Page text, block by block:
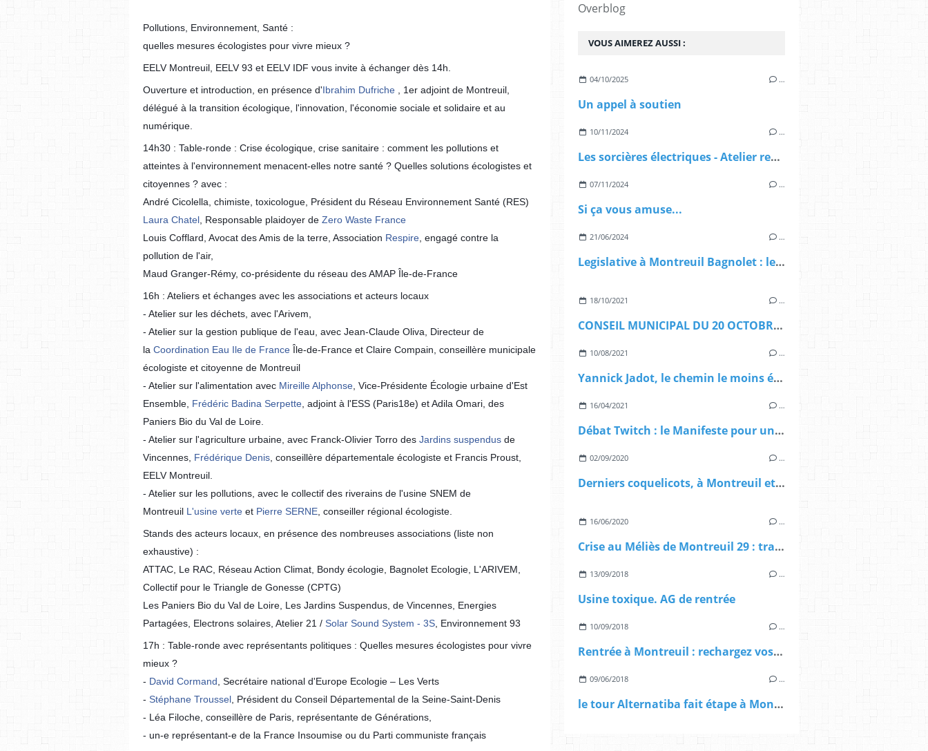
Pollutions, Environnement, Santé :
quelles mesures écologistes pour vivre mieux ?
EELV Montreuil, EELV 93 et EELV IDF vous invite à échanger dès 14h.
Ouverture et introduction, en présence d'Ibrahim Dufriche
, 1er adjoint de Montreuil,
délégué à la transition écologique, l'innovation, l'économie sociale et solidaire et au
numérique.
14h30 : Table-ronde : Crise écologique, crise sanitaire : comment les pollutions et
atteintes à l'environnement menacent-elles notre santé ? Quelles solutions écologistes et
citoyennes ? avec :
André Cicolella, chimiste, toxicologue, Président du Réseau Environnement Santé (RES)
Laura Chatel , Responsable plaidoyer de Zero Waste France
Louis Cofflard, Avocat des Amis de la terre, Association Respire , engagé contre la
pollution de l'air,
Maud Granger-Rémy, co-présidente du réseau des AMAP Île-de-France
16h : Ateliers et échanges avec les associations et acteurs locaux
- Atelier sur les déchets, avec l'Arivem,
- Atelier sur la gestion publique de l'eau, avec Jean-Claude Oliva, Directeur de
la Coordination Eau Ile de France Île-de-France et Claire Compain, conseillère municipale
écologiste et citoyenne de Montreuil
- Atelier sur l'alimentation avec Mireille Alphonse , Vice-Présidente Écologie urbaine d'Est
Ensemble, Frédéric Badina Serpette , adjoint à l'ESS (Paris18e) et Adila Omari, des
Paniers Bio du Val de Loire.
- Atelier sur l'agriculture urbaine, avec Franck-Olivier Torro des Jardins suspendus de
Vincennes, Frédérique Denis , conseillère départementale écologiste et Francis Proust,
EELV Montreuil.
- Atelier sur les pollutions, avec le collectif des riverains de l'usine SNEM de
Montreuil L'usine verte et Pierre SERNE , conseiller régional écologiste.
Stands des acteurs locaux, en présence des nombreuses associations (liste non
exhaustive) :
ATTAC, Le RAC, Réseau Action Climat, Bondy écologie, Bagnolet Ecologie, L'ARIVEM,
Collectif pour le Triangle de Gonesse (CPTG)
Les Paniers Bio du Val de Loire, Les Jardins Suspendus, de Vincennes, Energies
Partagées, Electrons solaires, Atelier 21 / Solar Sound System - 3S , Environnement 93
17h : Table-ronde avec représentants politiques : Quelles mesures écologistes pour vivre
mieux ?
- David Cormand , Secrétaire national d'Europe Ecologie – Les Verts
- Stéphane Troussel , Président du Conseil Départemental de la Seine-Saint-Denis
- Léa Filoche, conseillère de Paris, représentante de Générations,
- un-e représentant-e de la France Insoumise ou du Parti communiste français
Overblog
VOUS AIMEREZ AUSSI :
04/10/2025 …
Un appel à soutien
10/11/2024 …
Les sorcières électriques - Atelier recyclage DEEE
07/11/2024 …
Si ça vous amuse...
21/06/2024 …
Legislative à Montreuil Bagnolet : le deuxième tour n'existe pas
18/10/2021 …
CONSEIL MUNICIPAL DU 20 OCTOBRE 2021 : faune et flore
10/08/2021 …
Yannick Jadot, le chemin le moins étroit à gauche
16/04/2021 …
Débat Twitch : le Manifeste pour une démocratie alimentaire à Montreuil
02/09/2020 …
Derniers coquelicots, à Montreuil et ailleurs
16/06/2020 …
Crise au Méliès de Montreuil 29 : travail en zone toxique
13/09/2018 …
Usine toxique. AG de rentrée
10/09/2018 …
Rentrée à Montreuil : rechargez vos batteries!
09/06/2018 …
le tour Alternatiba fait étape à Montreuil